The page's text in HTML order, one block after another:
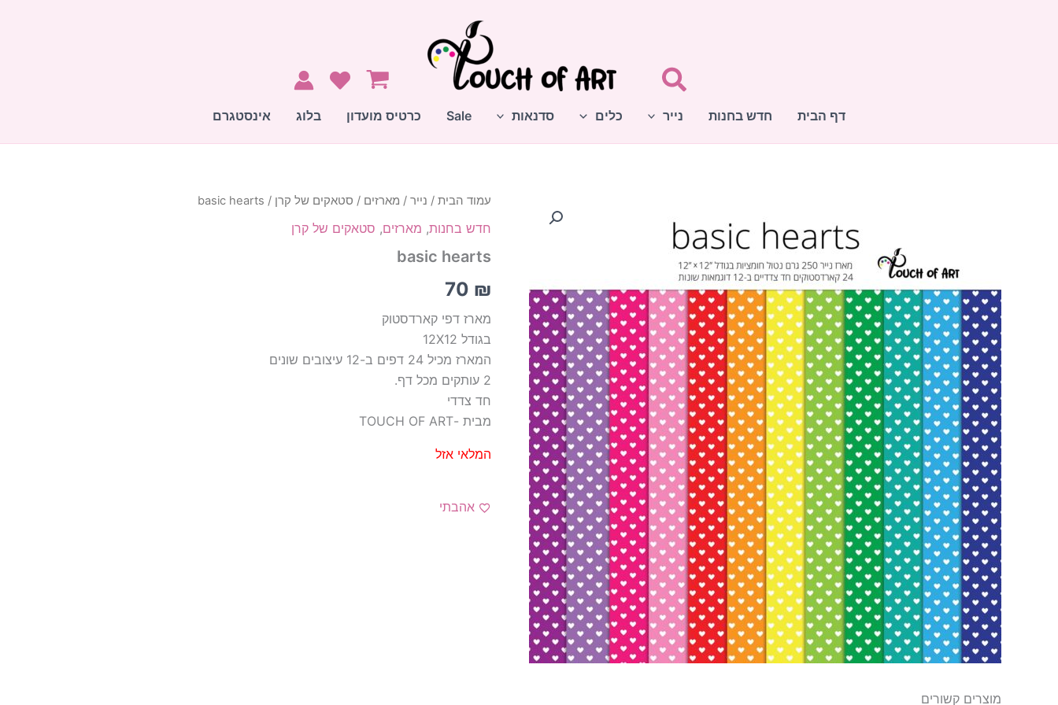
דף הבית חדש בחנות נייר כלים סדנאות Sale כרטיס מועדון בלוג אינסטגרם
עמוד הבית / נייר / מארזים / סטאקים של קרן / basic hearts
חדש בחנות, מארזים, סטאקים של קרן
basic hearts
70 ₪
מארז דפי קארדסטוק
בגודל 12X12
המארז מכיל 24 דפים ב-12 עיצובים שונים
2 עותקים מכל דף.
חד צדדי
מבית -TOUCH OF ART
המלאי אזל
אהבתי
מוצרים קשורים